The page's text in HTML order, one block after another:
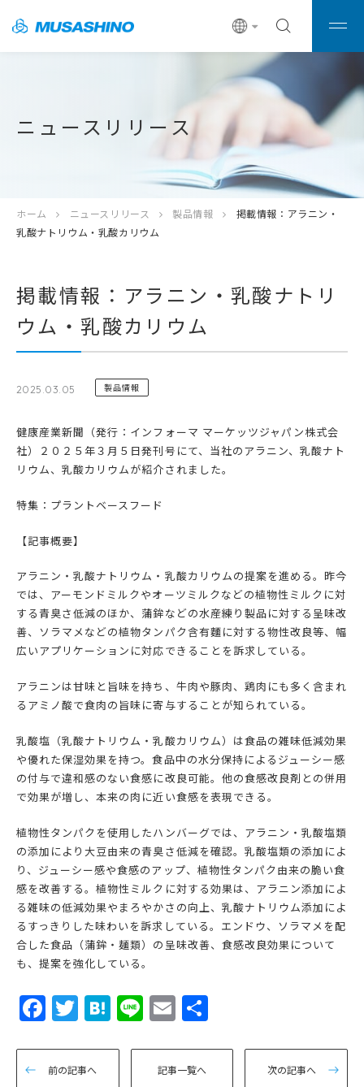
ニュースリリース
ホーム ニュースリリース 製品情報
掲載情報：アラニン・
乳酸ナトリウム・乳酸カリウム
掲載情報：アラニン・乳酸ナトリ
ウム・乳酸カリウム
2025.03.05 製品情報
健康産業新聞（発行：インフォーマ マーケッツジャパン株式会
社）２０２５年３月５日発刊号にて、当社のアラニン、乳酸ナト
リウム、乳酸カリウムが紹介されました。
特集：プラントベースフード
【記事概要】
アラニン・乳酸ナトリウム・乳酸カリウムの提案を進める。昨今
では、アーモンドミルクやオーツミルクなどの植物性ミルクに対
する青臭さ低減のほか、蒲鉾などの水産練り製品に対する呈味改
善、ソラマメなどの植物タンパク含有麵に対する物性改良等、幅
広いアプリケーションに対応できることを訴求している。
アラニンは甘味と旨味を持ち、牛肉や豚肉、鶏肉にも多く含まれ
るアミノ酸で食肉の旨味に寄与することが知られている。
乳酸塩（乳酸ナトリウム・乳酸カリウム）は食品の雑味低減効果
や優れた保湿効果を持つ。食品中の水分保持によるジューシー感
の付与で違和感のない食感に改良可能。他の食感改良剤との併用
で効果が増し、本来の肉に近い食感を表現できる。
植物性タンパクを使用したハンバーグでは、アラニン・乳酸塩類
の添加により大豆由来の青臭さ低減を確認。乳酸塩類の添加によ
り、ジューシー感や食感のアップ、植物性タンパク由来の脆い食
感を改善する。植物性ミルクに対する効果は、アラニン添加によ
る雑味の低減効果やまろやかさの向上、乳酸ナトリウム添加によ
るすっきりした味わいを訴求している。エンドウ、ソラマメを配
合した食品（蒲鉾・麺類）の呈味改善、食感改良効果について
も、提案を強化している。
Facebook
Twitter
Hatena
LineEmail
前の記事へ 記事一覧へ 次の記事へ